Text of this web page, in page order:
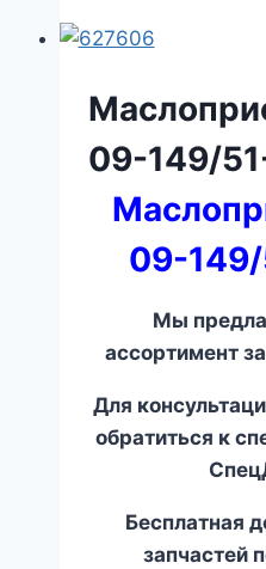
09-149/
09-
Мы
ассортимент
Для
обратиться к
Бесплатная
запчастей